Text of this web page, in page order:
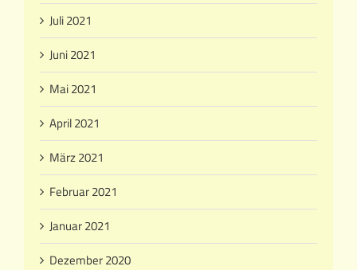
Juli 2021
Juni 2021
Mai 2021
April 2021
März 2021
Februar 2021
Januar 2021
Dezember 2020